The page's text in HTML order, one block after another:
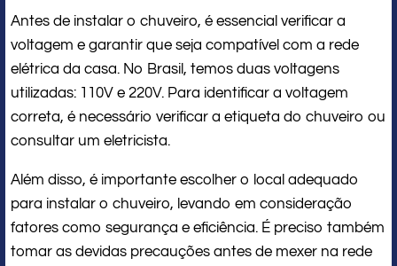
Antes de instalar o chuveiro, é essencial verificar a
voltagem e garantir que seja compatível com a rede
elétrica da casa. No Brasil, temos duas voltagens
utilizadas: 110V e 220V. Para identificar a voltagem
correta, é necessário verificar a etiqueta do chuveiro ou
consultar um eletricista.
Além disso, é importante escolher o local adequado
para instalar o chuveiro, levando em consideração
fatores como segurança e eficiência. É preciso também
tomar as devidas precauções antes de mexer na rede